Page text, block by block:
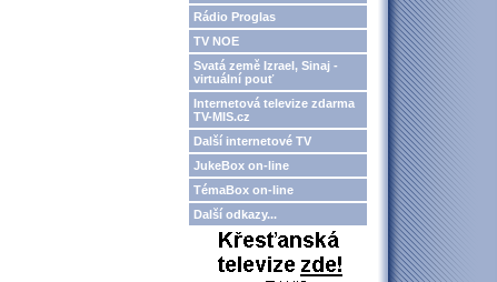
Rádio Proglas
TV NOE
Svatá země Izrael, Sinaj -
virtuální pouť
Internetová televize zdarma
TV-MIS.cz
Další internetové TV
JukeBox on-line
TémaBox on-line
Další odkazy...